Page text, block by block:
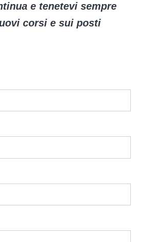
e tenetevi sempre
corsi e sui posti